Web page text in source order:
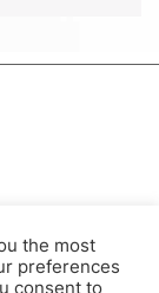
the most
preferences
consent to